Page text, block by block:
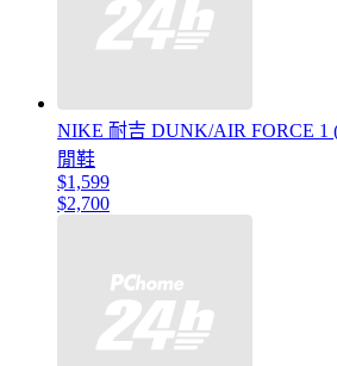
NIKE 耐吉 DUNK/AIR FORCE 1
閒鞋
$1,599
$2,700